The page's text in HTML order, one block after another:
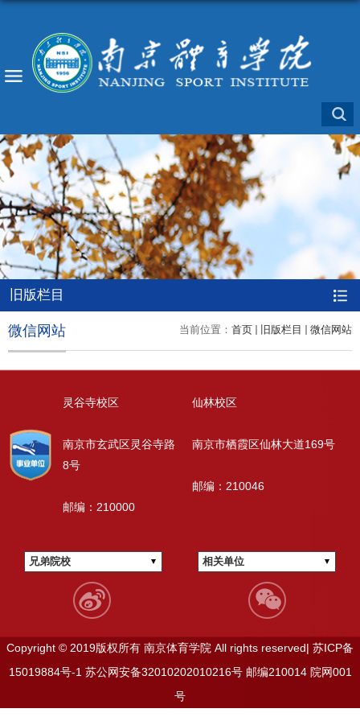
旧版栏目
当前位置： 首页 旧版栏目 微信网站
微信网站
灵谷寺校区
南京市玄武区灵谷寺路
8号
邮编：210000
仙林校区
南京市栖霞区仙林大道169号
邮编：210046
兄弟院校 相关单位
Copyright © 2019版权所有 南京体育学院 All rights reserved| 苏ICP备
15019884号-1苏公网安备32010202010216号邮编210014院网001
号